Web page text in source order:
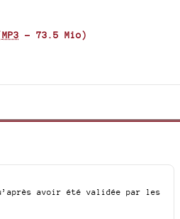
volume.
MP3 - 73.5 Mio)
avoir été validée par les